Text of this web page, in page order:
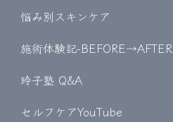
悩み別スキンケア
施術体験記-BEFORE→AFTER
玲子塾 Q&A
セルフケアYouTube